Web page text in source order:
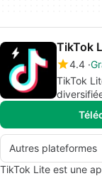
TikTok
4.4
TikTok
Autres plateformes
TikTok Lite est une